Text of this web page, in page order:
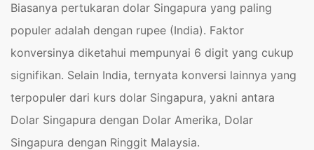
Biasanya pertukaran dolar Singapura yang paling
populer adalah dengan rupee (India). Faktor
konversinya diketahui mempunyai 6 digit yang cukup
signifikan. Selain India, ternyata konversi lainnya yang
terpopuler dari kurs dolar Singapura, yakni antara
Dolar Singapura dengan Dolar Amerika, Dolar
Singapura dengan Ringgit Malaysia.